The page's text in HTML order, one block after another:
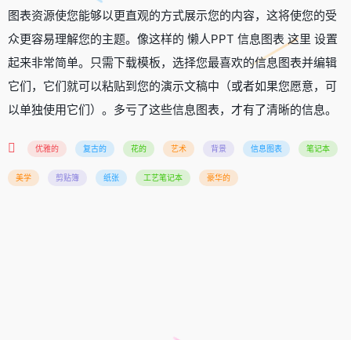
图表资源使您能够以更直观的方式展示您的内容，这将使您的受
众更容易理解您的主题。像这样的 懒人PPT 信息图表 这里 设置
起来非常简单。只需下载模板，选择您最喜欢的信息图表并编辑
它们，它们就可以粘贴到您的演示文稿中（或者如果您愿意，可
以单独使用它们）。多亏了这些信息图表，才有了清晰的信息。
优雅的 复古的 花的 艺术 背景 信息图表 笔记本
美学 剪贴簿 纸张 工艺笔记本 豪华的